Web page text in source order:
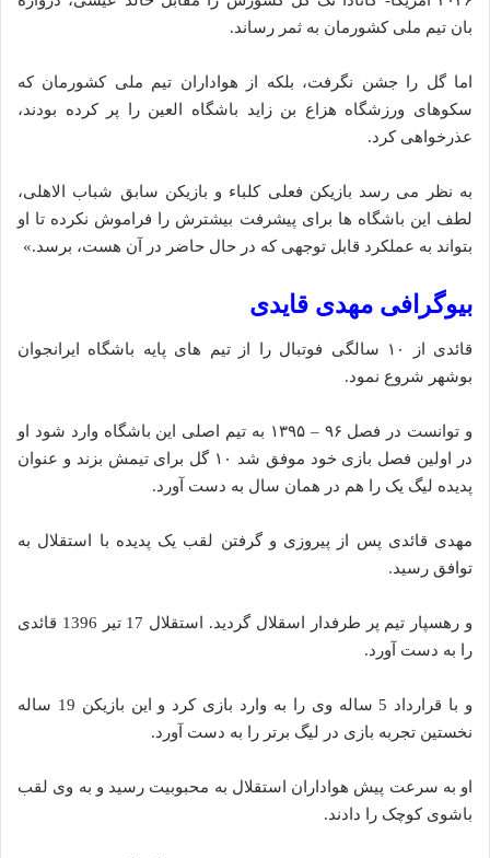
بان تیم ملی کشورمان به ثمر رساند.
اما گل را جشن نگرفت، بلکه از هواداران تیم ملی کشورمان که
سکوهای ورزشگاه هزاع بن زاید باشگاه العین را پر کرده بودند،
عذرخواهی کرد.
به نظر می‌ رسد بازیکن فعلی کلباء و بازیکن سابق شباب الاهلی،
لطف این باشگاه‌ ها برای پیشرفت بیشترش را فراموش نکرده تا او
بتواند به عملکرد قابل توجهی که در حال حاضر در آن هست، برسد.»
بیوگرافی مهدی قایدی
قائدی از ۱۰ سالگی فوتبال را از تیم های پایه باشگاه ایرانجوان
بوشهر شروع نمود.
و توانست در فصل ۹۶ – ۱۳۹۵ به تیم اصلی این باشگاه وارد شود او
در اولین فصل بازی خود موفق شد ۱۰ گل برای تیمش بزند و عنوان
پدیده لیگ یک را هم در همان سال به دست آورد.
مهدی قائدی پس از پیروزی و گرفتن‌ لقب یک پدیده با استقلال به
توافق رسید.
و رهسپار تیم پر طرفدار اسقلال گردید. استقلال 17 تیر 1396 قائدی
را به دست آورد.
و با قرارداد 5 ساله وی را به وارد بازی کرد و این بازیکن 19 ساله
نخستین تجربه بازی در لیگ برتر را به دست آورد.
او به سرعت پیش هواداران استقلال به محبوبیت رسید و به وی لقب
باشوی کوچک را دادند.